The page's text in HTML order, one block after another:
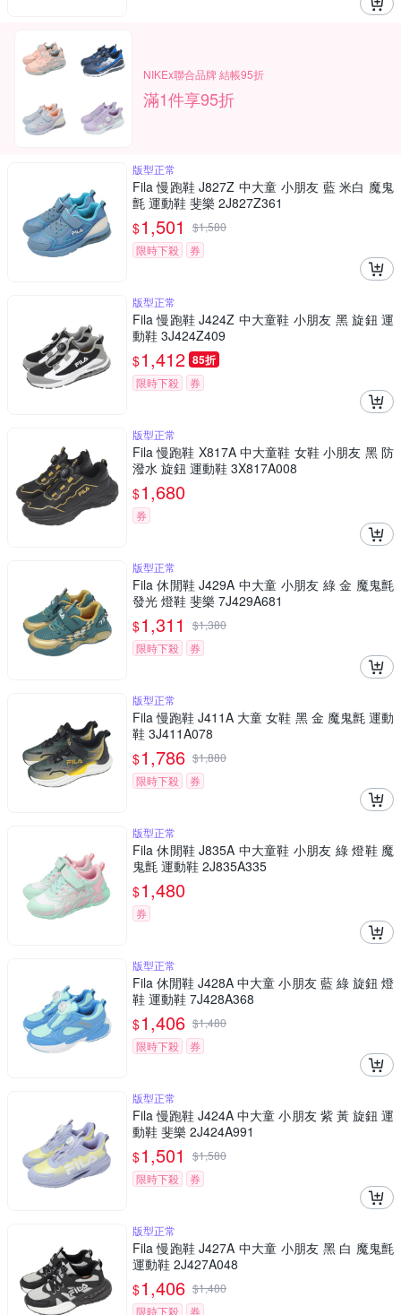
NIKEx聯合品牌 結帳95折
滿1件享95折
版型正常
Fila 慢跑鞋 J827Z 中大童 小朋友 藍 米白 魔鬼
氈 運動鞋 斐樂 2J827Z361
$1,501 $1,580
限時下殺
券
版型正常
Fila 慢跑鞋 J424Z 中大童鞋 小朋友 黑 旋鈕 運
動鞋 3J424Z409
$1,412 85折
限時下殺 券
版型正常
Fila 慢跑鞋 X817A 中大童鞋 女鞋 小朋友 黑 防
潑水 旋鈕 運動鞋 3X817A008
$1,680
券
版型正常
Fila 休閒鞋 J429A 中大童 小朋友 綠 金 魔鬼氈
發光 燈鞋 斐樂 7J429A681
$1,311 $1,380
限時下殺
券
版型正常
Fila 慢跑鞋 J411A 大童 女鞋 黑 金 魔鬼氈 運動
鞋 3J411A078
$1,786 $1,880
限時下殺
券
版型正常
Fila 休閒鞋 J835A 中大童鞋 小朋友 綠 燈鞋 魔
鬼氈 運動鞋 2J835A335
$1,480
券
版型正常
Fila 休閒鞋 J428A 中大童 小朋友 藍 綠 旋鈕 燈
鞋 運動鞋 7J428A368
$1,406 $1,480
限時下殺
券
版型正常
Fila 慢跑鞋 J424A 中大童 小朋友 紫 黃 旋鈕 運
動鞋 斐樂 2J424A991
$1,501 $1,580
限時下殺
券
版型正常
Fila 慢跑鞋 J427A 中大童 小朋友 黑 白 魔鬼氈
運動鞋 2J427A048
$1,406 $1,480
限時下殺
券